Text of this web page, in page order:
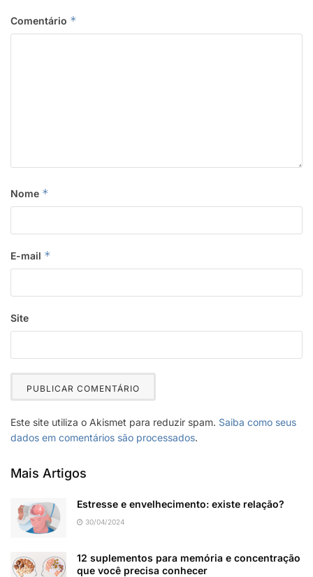
Comentário *
Nome *
E-mail *
Site
Este site utiliza o Akismet para reduzir spam. Saiba como seus
dados em comentários são processados.
Mais Artigos
Estresse e envelhecimento: existe relação?
30/04/2024
12 suplementos para memória e concentração
que você precisa conhecer